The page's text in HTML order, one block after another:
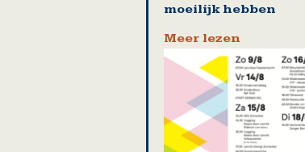
moeilijk hebben
Meer lezen